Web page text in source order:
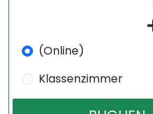
(Online)
Klassenzimmer